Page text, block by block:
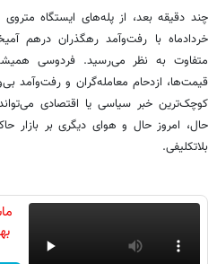
چند دقیقه بعد، از پله‌های ایستگاه
خردادماه با رفت‌وآمد رهگذران درهم
متفاوت به نظر می‌رسید. فردوسی همیشه
قیمت‌ها، ازدحام معامله‌گران و رفت‌وآمد
کوچک‌ترین خبر سیاسی یا اقتصادی
حال، امروز حال و هوای دیگری بر بازار
بلاتکلیفی.